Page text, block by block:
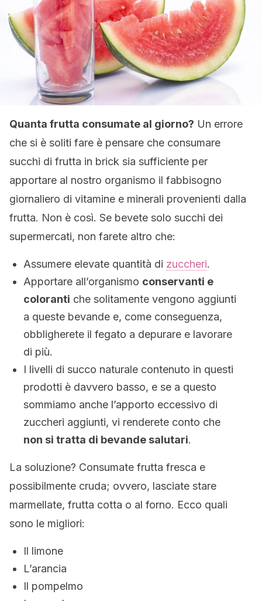
Quanta frutta consumate al giorno? Un errore
che si è soliti fare è pensare che consumare
succhi di frutta in brick sia sufficiente per
apportare al nostro organismo il fabbisogno
giornaliero di vitamine e minerali provenienti dalla
frutta. Non è così. Se bevete solo succhi dei
supermercati, non farete altro che:
Assumere elevate quantità di zuccheri.
Apportare all’organismo conservanti e
coloranti che solitamente vengono aggiunti
a queste bevande e, come conseguenza,
obbligherete il fegato a depurare e lavorare
di più.
I livelli di succo naturale contenuto in questi
prodotti è davvero basso, e se a questo
sommiamo anche l’apporto eccessivo di
zuccheri aggiunti, vi renderete conto che
non si tratta di bevande salutari.
La soluzione? Consumate frutta fresca e
possibilmente cruda; ovvero, lasciate stare
marmellate, frutta cotta o al forno. Ecco quali
sono le migliori:
Il limone
L’arancia
Il pompelmo